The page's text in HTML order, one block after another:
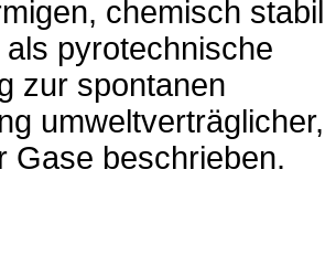
chemisch
pyrotechnische
zur spontanen
umweltverträglicher,
Gase beschrieben.